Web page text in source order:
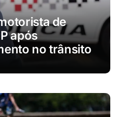
de
após
no trânsito